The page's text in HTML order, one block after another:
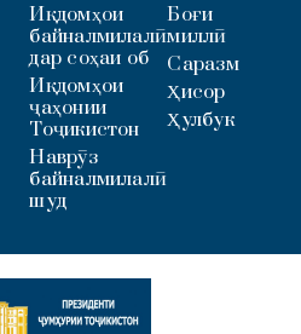
Иқдомҳои
байналмилалӣ
дар соҳаи об
Иқдомҳои
ҷаҳонии
Тоҷикистон
Наврӯз
байналмилалӣ
шуд
Боғи
миллӣ
Саразм
Ҳисор
Ҳулбук